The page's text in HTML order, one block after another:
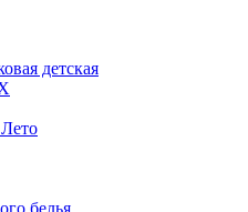
детская
белья